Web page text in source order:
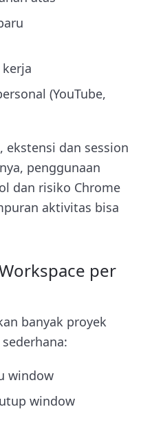
(YouTube,
ekstensi dan session
penggunaan
dan risiko Chrome
aktivitas bisa
per
banyak proyek
window
window